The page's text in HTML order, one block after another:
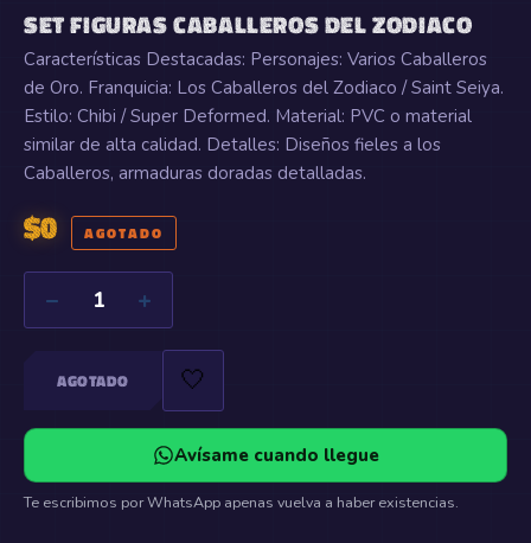
SET FIGURAS CABALLEROS DEL ZODIACO
Características Destacadas: Personajes: Varios Caballeros
de Oro. Franquicia: Los Caballeros del Zodiaco / Saint Seiya.
Estilo: Chibi / Super Deformed. Material: PVC o material
similar de alta calidad. Detalles: Diseños fieles a los
Caballeros, armaduras doradas detalladas.
$0 AGOTADO
− 1 +
AGOTADO 🤍
Avísame cuando llegue
Te escribimos por WhatsApp apenas vuelva a haber existencias.